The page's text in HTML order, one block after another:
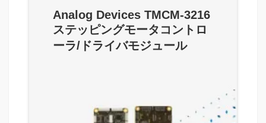
Analog Devices TMCM-3216
ステッピングモータコントロ
ーラ/ドライバモジュール